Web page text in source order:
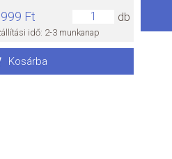
Kosárba
Ft db
idő: 2-3 munkanap